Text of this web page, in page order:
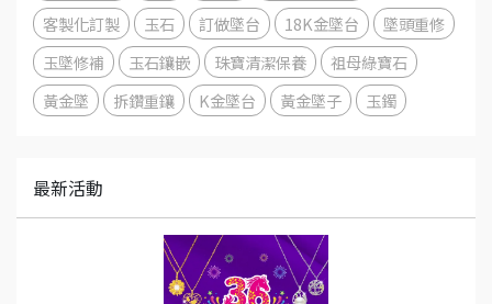
客製化訂製
玉石 訂做墜台 18K金墜台
墜頭重修
玉墜修補
玉石鑲嵌 珠寶清潔保養
祖母綠寶石
黃金墜
拆鑽重鑲 K金墜台 黃金墜子 玉鐲
最新活動